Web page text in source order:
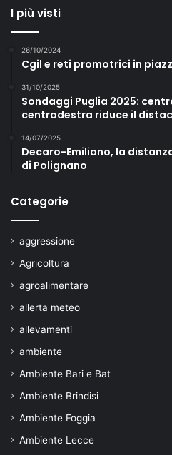
I più visti
26/10/2024
Cgil e reti promotrici in
31/10/2025
Sondaggi Puglia 2025:
centrodestra riduce il
14/07/2025
Decaro-Emiliano, la
di Polignano
Categorie
aggressione
Agricoltura
agroalimentare
allerta meteo
allevamenti
ambiente
Ambiente Bari e Bat
Ambiente Brindisi
Ambiente Foggia
Ambiente Lecce